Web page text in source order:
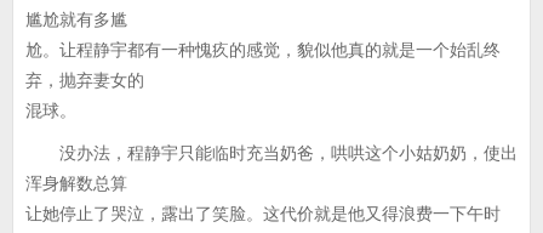
尴尬就有多尴
尬。让程静宇都有一种愧疚的感觉，貌似他真的就是一个始乱终
弃，抛弃妻女的
混球。
没办法，程静宇只能临时充当奶爸，哄哄这个小姑奶奶，使出
浑身解数总算
让她停止了哭泣，露出了笑脸。这代价就是他又得浪费一下午时